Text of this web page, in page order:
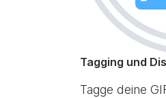
Tagging und
Tagge deine